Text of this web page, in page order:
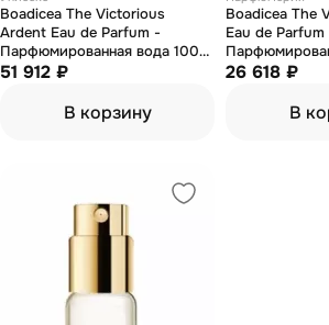
Boadicea The Victorious
Ardent Eau de Parfum -
Парфюмированная вода 100
мл (тестер)
51 912 ₽
В корзину
Boadicea The
Eau de Parfum
мл (тестер)
26 618 ₽
В